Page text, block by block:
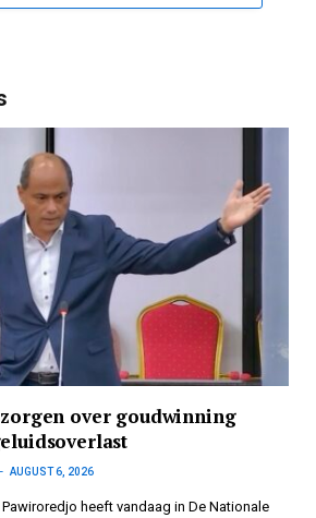
over goudwinning
AUGUST 6, 2026
heeft vandaag in De Nationale